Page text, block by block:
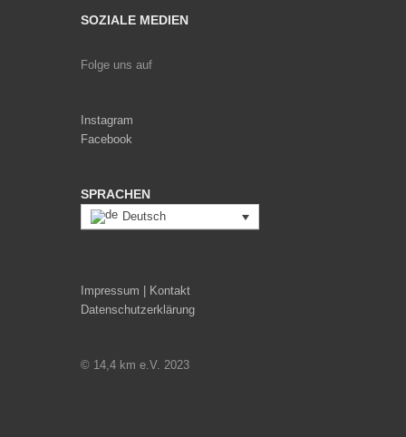
SOZIALE MEDIEN
Folge uns auf
Instagram
Facebook
SPRACHEN
Deutsch
Impressum | Kontakt
Datenschutzerklärung
© 14,4 km e.V. 2023